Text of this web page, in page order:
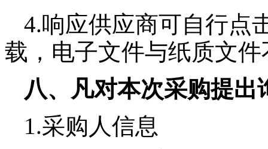
4.响应供应商可自行点
载，电子文件与纸质文
八、凡对本次采购提
1.采购人信息